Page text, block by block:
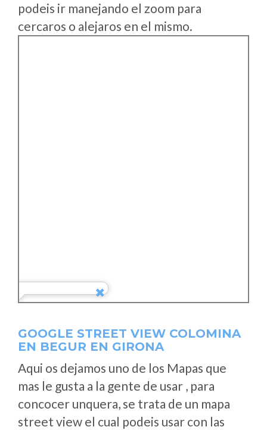
podeis ir manejando el zoom para
cercaros o alejaros en el mismo.
GOOGLE STREET VIEW COLOMINA
EN BEGUR EN GIRONA
Aqui os dejamos uno de los Mapas que
mas le gusta a la gente de usar , para
concocer unquera, se trata de un mapa
street view el cual podeis usar con las